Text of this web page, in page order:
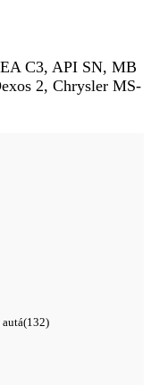
C3, API SN, MB
2, Chrysler MS-
(132)